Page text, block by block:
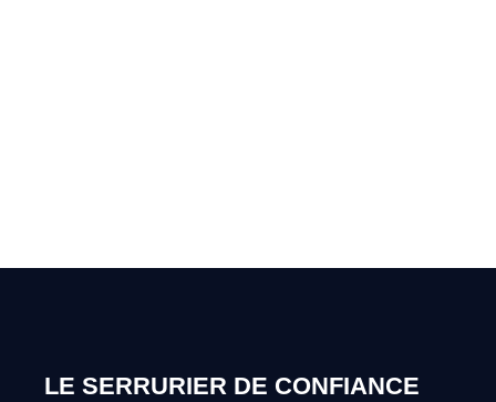
LE SERRURIER DE CONFIANCE